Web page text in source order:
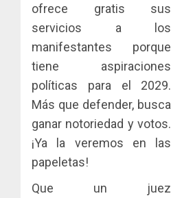
ofrece gratis sus
servicios a los
manifestantes porque
tiene aspiraciones
políticas para el 2029.
Más que defender, busca
ganar notoriedad y votos.
¡Ya la veremos en las
papeletas!
Que un juez